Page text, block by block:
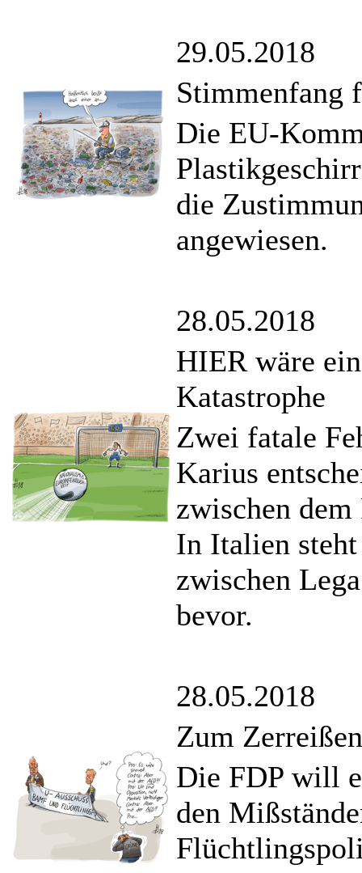
29.05.2018
Stimmenfang
Die EU-
die
angewiesen.
28.05.2018
HIER wäre
Katastrophe
Zwei fatale
Karius
zwischen
In Italien
zwischen
bevor.
28.05.2018
Zum Zerreißen
Die FDP will
den